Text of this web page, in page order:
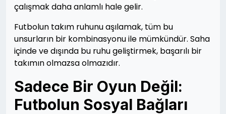
çalışmak daha anlamlı hale gelir.
Futbolun takım ruhunu aşılamak, tüm bu
unsurların bir kombinasyonu ile mümkündür. Saha
içinde ve dışında bu ruhu geliştirmek, başarılı bir
takımın olmazsa olmazıdır.
Sadece Bir Oyun Değil:
Futbolun Sosyal Bağları